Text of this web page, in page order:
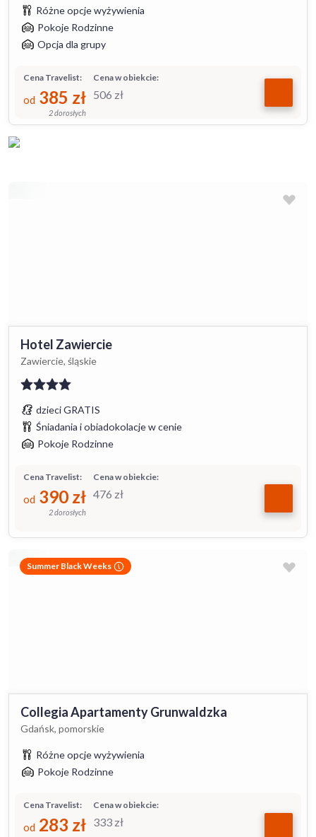
Różne opcje wyżywienia
Pokoje Rodzinne
Opcja dla grupy
Cena w obiekcie:
506 zł
Cena Travelist:
od 385 zł
2 dorosłych
Hotel Zawiercie
Zawiercie, śląskie
dzieci GRATIS
Śniadania i obiadokolacje w cenie
Pokoje Rodzinne
Cena w obiekcie:
476 zł
Cena Travelist:
od 390 zł
2 dorosłych
Summer Black Weeks
Collegia Apartamenty Grunwaldzka
Gdańsk, pomorskie
Różne opcje wyżywienia
Pokoje Rodzinne
Cena w obiekcie:
333 zł
Cena Travelist:
od 283 zł